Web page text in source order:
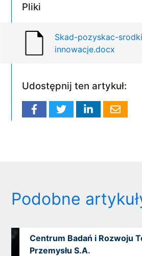
Pliki
Skad-pozyskac-
innowacje.docx
Udostępnij ten artykuł:
Podobne
Centrum Badań i Rozwoju
Przemysłu S.A.